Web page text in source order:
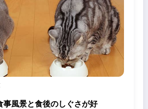
事風景と食後のしぐさが好